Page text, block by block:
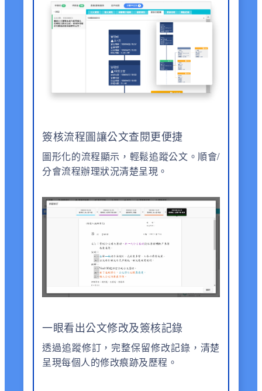
簽核流程圖讓公文查閱更便捷
圖形化的流程顯示，輕鬆追蹤公文。順會/
分會流程辦理狀況清楚呈現。
一眼看出公文修改及簽核記錄
透過追蹤修訂，完整保留修改記錄，清楚
呈現每個人的修改痕跡及歷程。